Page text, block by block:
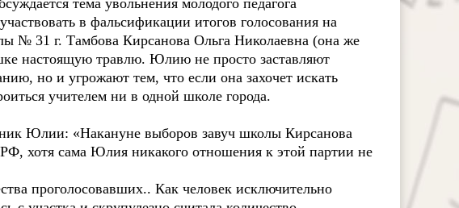
тема увольнения молодого педагога
в фальсификации итогов голосования на
№ 31 г. Тамбова Кирсанова Ольга Николаевна (она же
настоящую травлю. Юлию не просто заставляют
но и угрожают тем, что если она захочет искать
учителем ни в одной школе города.
Юлии: «Накануне выборов завуч школы Кирсанова
хотя сама Юлия никакого отношения к этой партии не
проголосовавших.. Как человек исключительно